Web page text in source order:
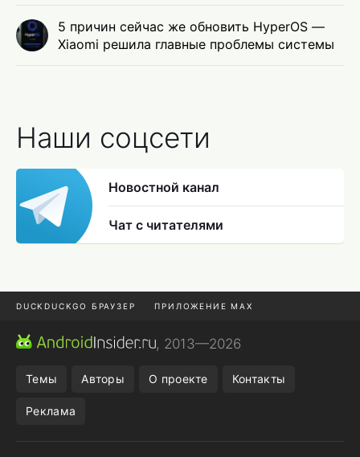
5 причин сейчас же обновить HyperOS —
Xiaomi решила главные проблемы системы
Наши соцсети
Новостной канал
Чат с читателями
DUCKDUCKGO БРАУЗЕР ПРИЛОЖЕНИЕ MAX
ПРИЛОЖЕНИЯ ANDROID
, 2013—2026
Темы Авторы О проекте Контакты
Реклама